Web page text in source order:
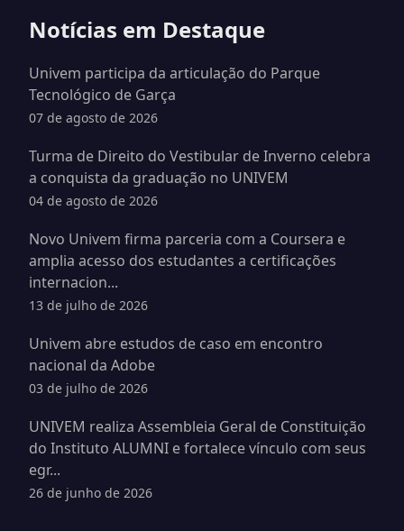
Notícias em Destaque
Univem participa da articulação do Parque
Tecnológico de Garça
07 de agosto de 2026
Turma de Direito do Vestibular de Inverno celebra
a conquista da graduação no UNIVEM
04 de agosto de 2026
Novo Univem firma parceria com a Coursera e
amplia acesso dos estudantes a certificações
internacion...
13 de julho de 2026
Univem abre estudos de caso em encontro
nacional da Adobe
03 de julho de 2026
UNIVEM realiza Assembleia Geral de Constituição
do Instituto ALUMNI e fortalece vínculo com seus
egr...
26 de junho de 2026